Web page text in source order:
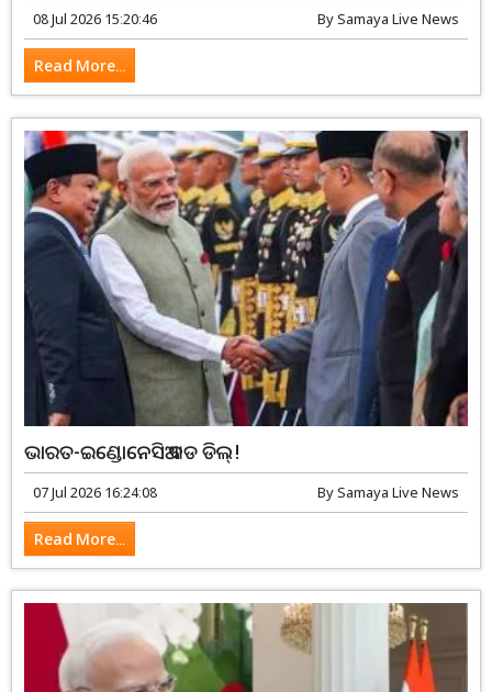
08 Jul 2026 15:20:46 BySamaya Live News
Read More...
ଭାରତ-ଇଣ୍ଡୋନେସିଆ ବଡ ଡିଲ୍!
07 Jul 2026 16:24:08 BySamaya Live News
Read More...